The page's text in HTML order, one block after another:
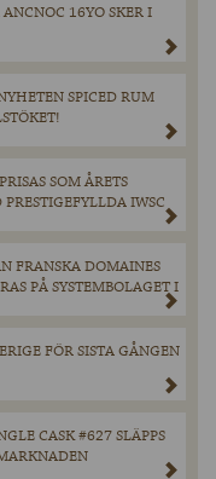
16YO SKER I
SPICED RUM
SOM ÅRETS
IWSC
FRANSKA DOMAINES
PÅ SYSTEMBOLAGET I
FÖR SISTA GÅNGEN
CASK #627 SLÄPPS